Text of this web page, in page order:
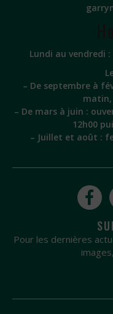
Lundi au vendredi :
– De septembre à
matin,
– De mars à juin :
12h00
– Juillet et août :
Pour les dernières